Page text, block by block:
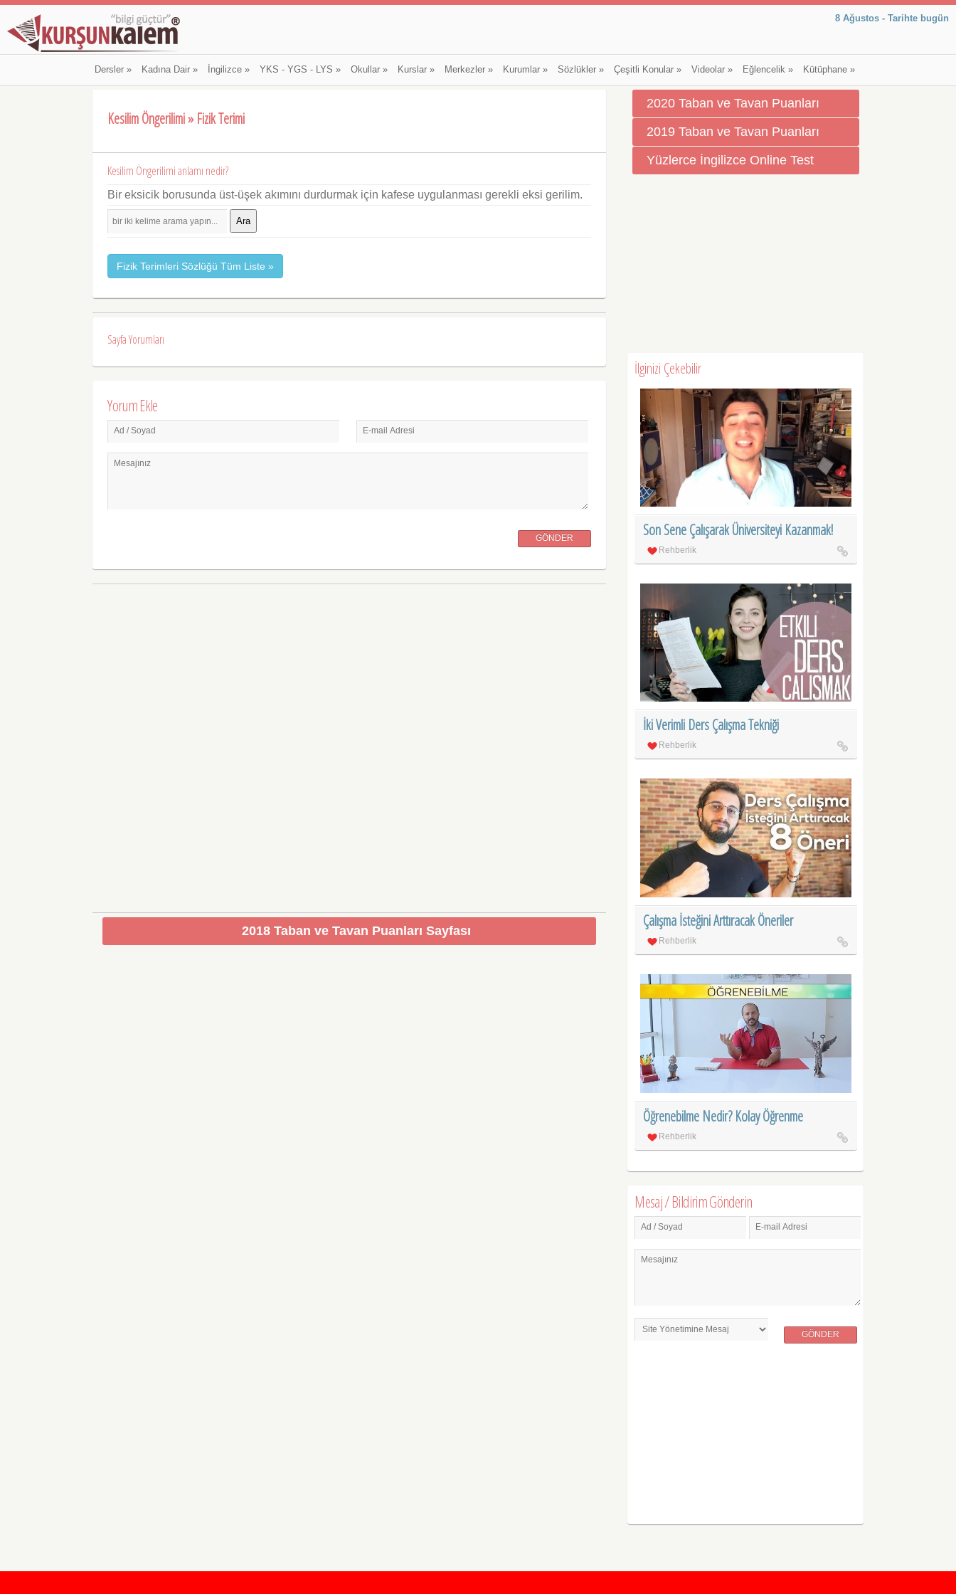
8 Ağustos - Tarihte bugün
Dersler» Kadına Dair» İngilizce» YKS - YGS - LYS » Okullar» Kurslar» Merkezler» Kurumlar» Sözlükler» Çeşitli Konular» Videolar» Eğlencelik» Kütüphane»
Kesilim Öngerilimi » Fizik Terimi
Kesilim Öngerilimi anlamı nedir?
Bir eksicik borusunda üst-üşek akımını durdurmak için kafese uygulanması gerekli eksi gerilim.
Ara
Fizik Terimleri Sözlüğü Tüm Liste »
Sayfa Yorumları
Yorum Ekle
Ad / Soyad E-mail Adresi
Mesajınız
GÖNDER
2018 Taban ve Tavan Puanları Sayfası
2020 Taban ve Tavan Puanları
2019 Taban ve Tavan Puanları
Yüzlerce İngilizce Online Test
İlginizi Çekebilir
Son Sene Çalışarak Üniversiteyi Kazanmak!
Rehberlik
İki Verimli Ders Çalışma Tekniği
Rehberlik
Çalışma İsteğini Arttıracak Öneriler
Rehberlik
Öğrenebilme Nedir? Kolay Öğrenme
Rehberlik
Mesaj / Bildirim Gönderin
Ad / Soyad E-mail Adresi
Mesajınız
GÖNDER